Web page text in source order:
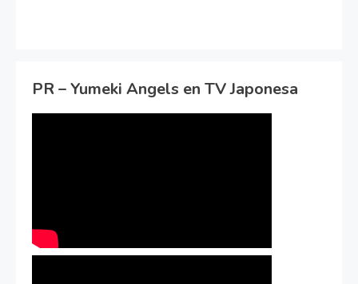
PR – Yumeki Angels en TV Japonesa